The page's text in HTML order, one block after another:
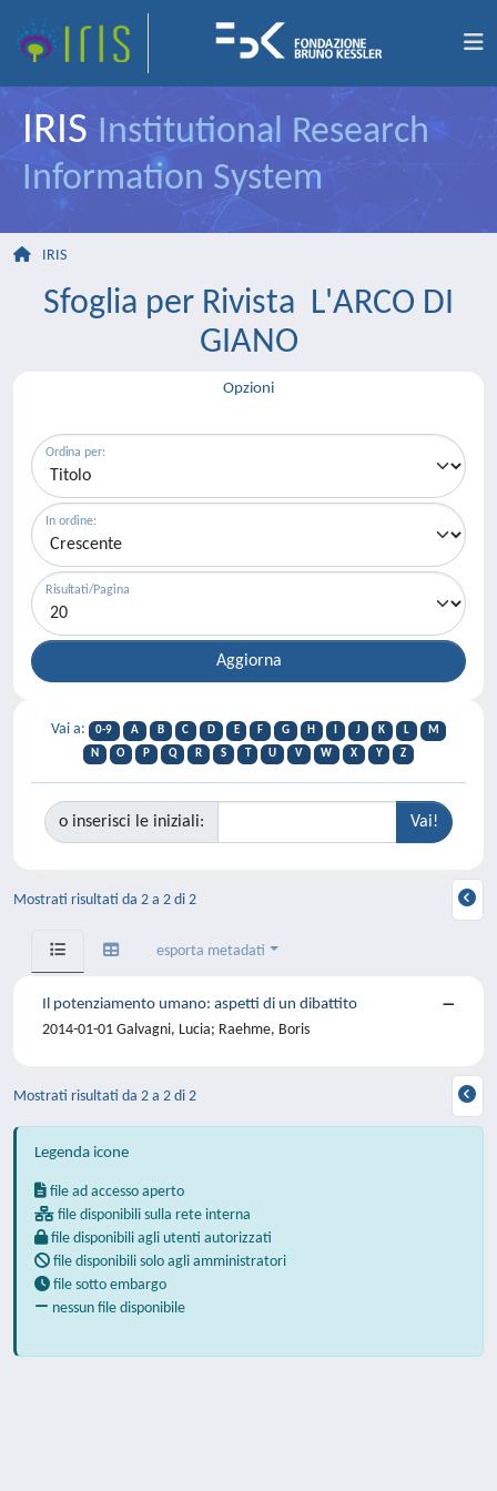
IRIS Institutional Research
Information System
IRIS
Sfoglia per Rivista L'ARCO DI
GIANO
Opzioni
Ordina per:
In ordine:
Risultati/Pagina
Vai a: 0-9 A B C D E F G H J K L
M
N
O P Q R S T U V W X Y Z
o inserisci le iniziali:
Mostrati risultati da 2 a 2 di 2
esporta metadati
Il potenziamento umano: aspetti di un dibattito
2014-01-01 Galvagni, Lucia; Raehme, Boris
Mostrati risultati da 2 a 2 di 2
Legenda icone
file ad accesso aperto
file disponibili sulla rete interna
file disponibili agli utenti autorizzati
file disponibili solo agli amministratori
file sotto embargo
nessun file disponibile